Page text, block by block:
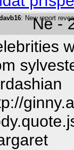
: New report
Ne -